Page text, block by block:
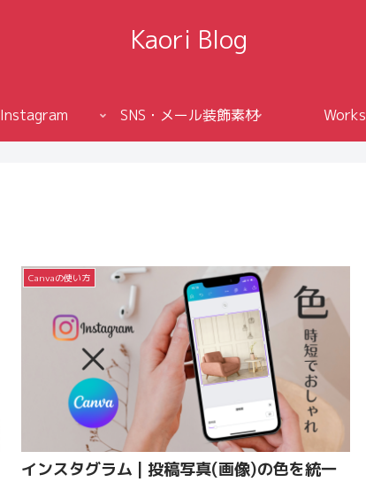
Kaori Blog
Instagram SNS・メール装飾素材 Works
Canvaの使い方
インスタグラム | 投稿写真(画像)の色を統一